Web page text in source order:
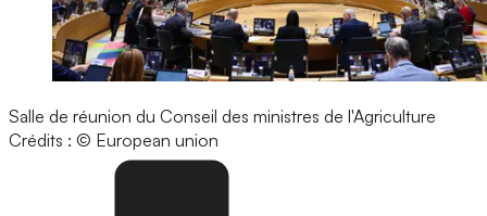
Salle de réunion du Conseil des ministres de l'Agriculture
Crédits : © European union